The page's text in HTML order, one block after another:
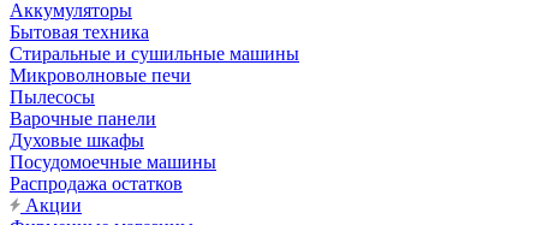
Аккумуляторы
Бытовая техника
Стиральные и сушильные машины
Микроволновые печи
Пылесосы
Варочные панели
Духовые шкафы
Посудомоечные машины
Распродажа остатков
Акции